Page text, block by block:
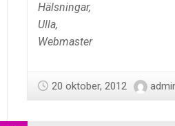
Hälsningar,
Ulla,
Webmaster
20 oktober, 2012